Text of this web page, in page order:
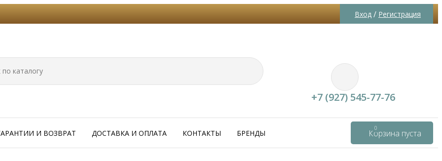
Вход / Регистрация
+7 (927) 545-77-76
Корзина пуста
0
И ВОЗВРАТ ДОСТАВКА И ОПЛАТА КОНТАКТЫ БРЕНДЫ